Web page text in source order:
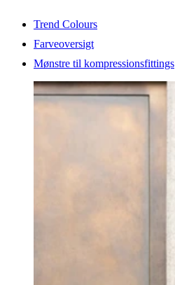
Trend Colours
Farveoversigt
Mønstre til kompressionsfittings